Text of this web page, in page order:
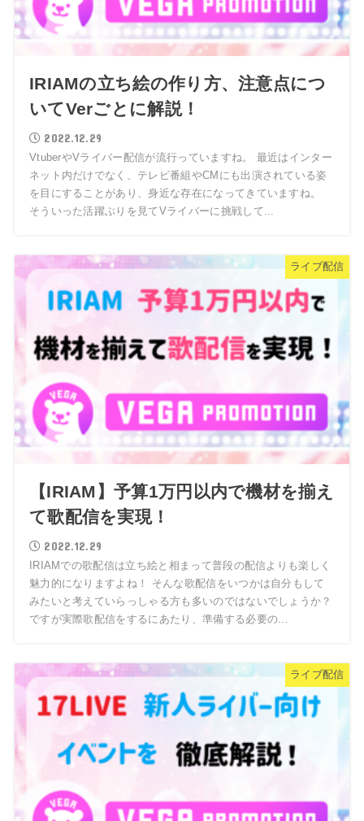
IRIAMの立ち絵の作り方、注意点につ
いてVerごとに解説！
2022.12.29
VtuberやVライバー配信が流行っていますね。 最近はインター
ネット内だけでなく、テレビ番組やCMにも出演されている姿
を目にすることがあり、身近な存在になってきていますね。
そういった活躍ぶりを見てVライバーに挑戦して...
ライブ配信
【IRIAM】予算1万円以内で機材を揃え
て歌配信を実現！
2022.12.29
IRIAMでの歌配信は立ち絵と相まって普段の配信よりも楽しく
魅力的になりますよね！ そんな歌配信をいつかは自分もして
みたいと考えていらっしゃる方も多いのではないでしょうか？
ですが実際歌配信をするにあたり、準備する必要の...
ライブ配信